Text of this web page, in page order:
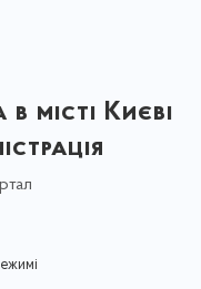
місті Києві